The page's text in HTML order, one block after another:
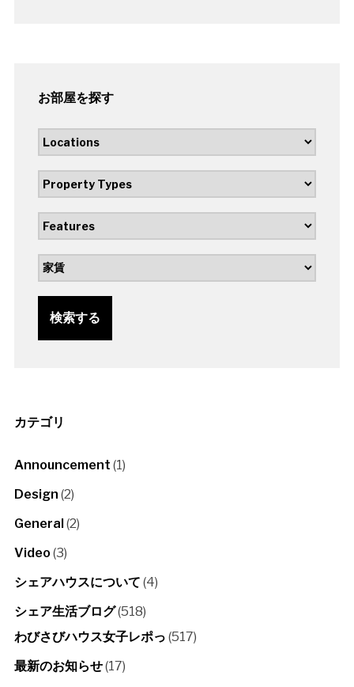
お部屋を探す
検索する
カテゴリ
Announcement (1)
Design (2)
General(2)
Video (3)
シェアハウスについて (4)
シェア生活ブログ(518)
わびさびハウス女子レポっ (517)
最新のお知らせ(17)